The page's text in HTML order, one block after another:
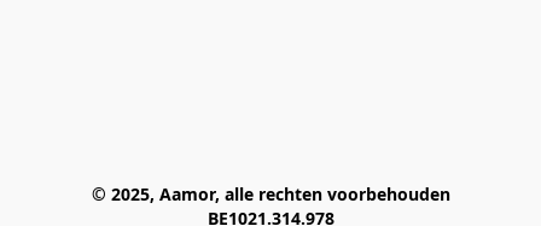
© 2025, Aamor, alle rechten voorbehouden
BE1021.314.978